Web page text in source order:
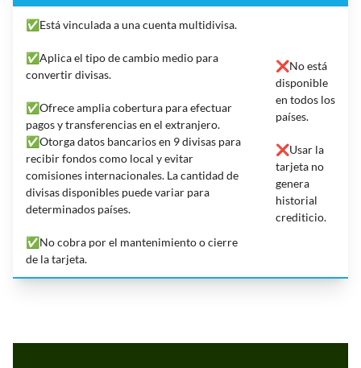
✅Está vinculada a una cuenta multidivisa.
✅Aplica el tipo de cambio medio para
convertir divisas.
✅Ofrece amplia cobertura para efectuar
pagos y transferencias en el extranjero.
✅Otorga datos bancarios en 9 divisas para
recibir fondos como local y evitar
comisiones internacionales. La cantidad de
divisas disponibles puede variar para
determinados países.
✅No cobra por el mantenimiento o cierre
de la tarjeta.
❌No está
disponible
en todos los
países.
❌Usar la
tarjeta no
genera
historial
crediticio.